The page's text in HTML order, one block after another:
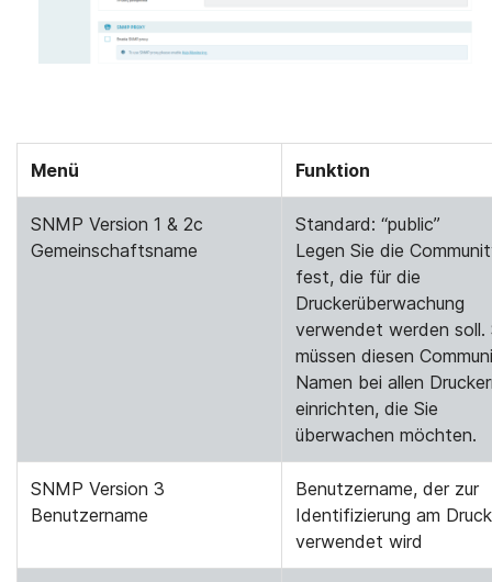
Menü Funktion
SNMP Version 1 & 2c
Gemeinschaftsname
Standard: “public”
Legen Sie die
fest, die für die
Druckerüberwachung
verwendet werden soll.
müssen diesen
Namen bei allen
einrichten, die Sie
überwachen möchten.
SNMP Version 3
Benutzername
Benutzername, der zur
Identifizierung am
verwendet wird